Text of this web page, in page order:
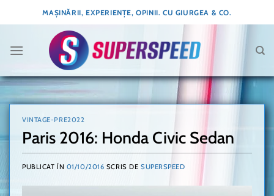
to
MAȘINĂRII, EXPERIENȚE, OPINII. CU GIURGEA & CO.
VINTAGE-PRE2022
Paris 2016: Honda Civic Sedan
PUBLICAT ÎN 01/10/2016 SCRIS DE SUPERSPEED